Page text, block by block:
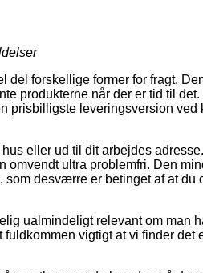
forskellige former for fragt.
produkterne når der er tid til
prisbilligste leveringsversion ved
eller ud til dit arbejdes
ultra problemfri. Den
desværre er betinget af at du
ualmindeligt relevant om man
vigtigt at vi finder det